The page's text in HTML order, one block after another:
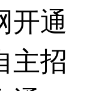
开通
主招